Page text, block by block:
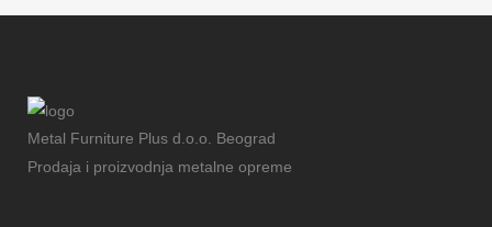
Metal Furniture Plus d.o.o. Beograd
Prodaja i proizvodnja metalne opreme